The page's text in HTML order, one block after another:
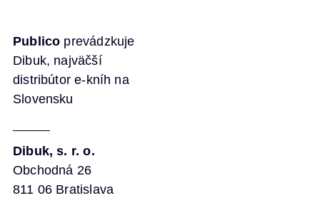
Publico prevádzkuje
Dibuk, najväčší
distribútor e-kníh na
Slovensku
Dibuk, s. r. o.
Obchodná 26
811 06 Bratislava